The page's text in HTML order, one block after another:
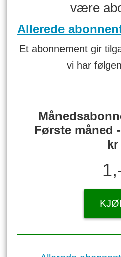
være
Allerede
Et abonnement gir
vi har
Første måned
kr